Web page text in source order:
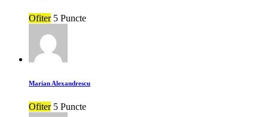
Ofiter 5 Puncte
Marian Alexandrescu
Ofiter 5 Puncte